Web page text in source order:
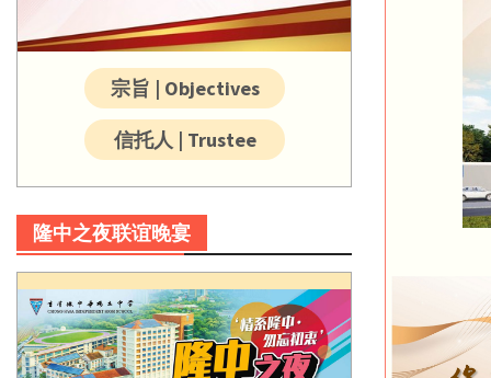
宗旨 | Objectives
信托人 | Trustee
隆中之夜联谊晚宴